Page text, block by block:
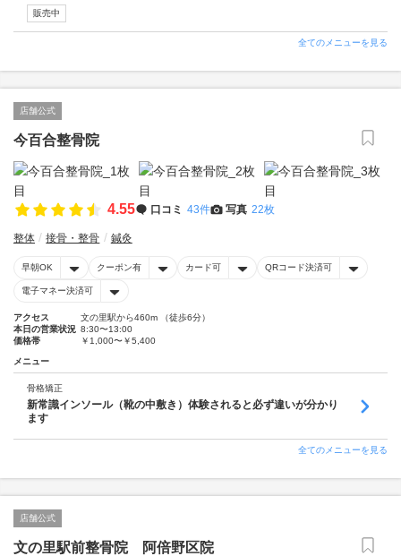
販売中
全てのメニューを見る
店舗公式
今百合整骨院
4.55 口コミ 43件 写真 22枚
整体 接骨・整骨 鍼灸
早朝OK クーポン有 カード可 QRコード決済可
電子マネー決済可
アクセス
文の里駅から460m （徒歩6分）
本日の営業状況 8:30〜13:00
価格帯
￥1,000〜￥5,400
メニュー
骨格矯正
新常識インソール（靴の中敷き）体験されると必ず違いが分かり
ます
全てのメニューを見る
店舗公式
文の里駅前整骨院 阿倍野区院